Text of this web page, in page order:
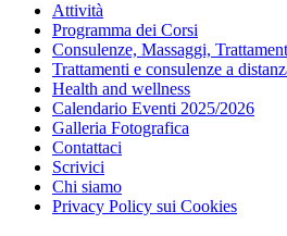
Attività
Programma dei Corsi
Consulenze, Massaggi,
Trattamenti e consulenze a
Health and wellness
Calendario Eventi 2025/2026
Galleria Fotografica
Contattaci
Scrivici
Chi siamo
Privacy Policy sui Cookies